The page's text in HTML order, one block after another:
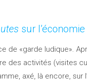
sur
de «garde ludique».
des activités (visites
axé, là encore, sur